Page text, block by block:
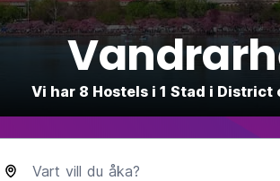
Vi har 8 Hostels i 1 Stad i
Vart vill du åka?